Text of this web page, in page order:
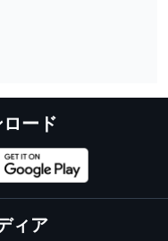
ード
ィア